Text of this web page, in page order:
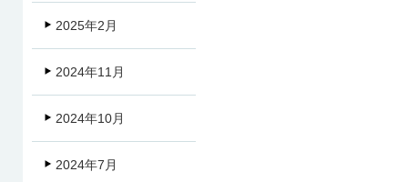
2025年2月
2024年11月
2024年10月
2024年7月